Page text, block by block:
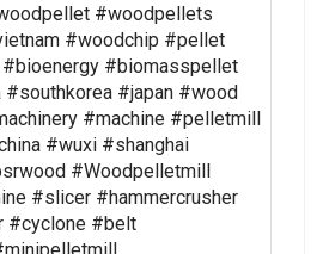
#woodpellets
#woodchip #pellet
#biomasspellet
#japan #wood
#machine #pelletmill
#wuxi #shanghai
#Woodpelletmill
#slicer #hammercrusher
#cyclone #belt